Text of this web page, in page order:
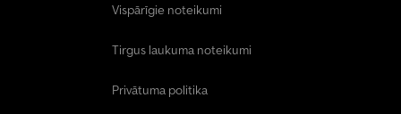
Vispārīgie noteikumi
Tirgus laukuma noteikumi
Privātuma politika